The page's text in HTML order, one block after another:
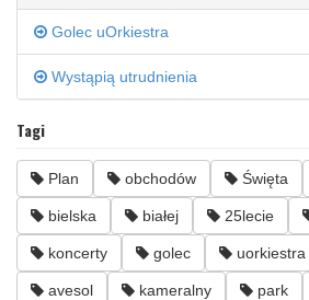
Golec uOrkiestra
Wystąpią utrudnienia
Tagi
Plan obchodów Święta
bielska białej 25lecie
koncerty golec uorkiestra
avesol kameralny park